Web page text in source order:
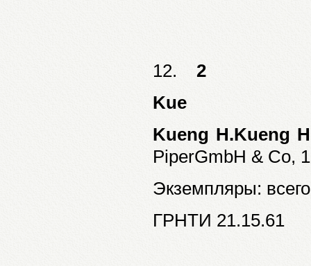
12. 2
Kue
Kueng H.Kueng
PiperGmbH & Co,
Экземпляры:
ГРНТИ 21.15.61